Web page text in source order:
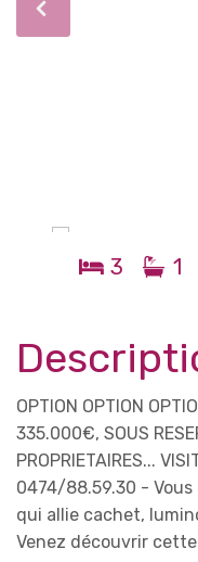
3 1
OPTION OPTION
335.000€, SOUS
PROPRIETAIRES...
0474/88.59.30 -
qui allie cachet,
Venez découvrir